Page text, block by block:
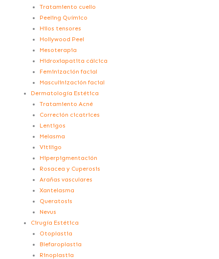
Tratamiento cuello
Peeling Químico
Hilos tensores
Hollywood Peel
Mesoterapia
Hidroxiapatita cálcica
Feminización facial
Masculinización facial
Dermatología Estética
Tratamiento Acné
Correción cicatrices
Lentigos
Melasma
Vitiligo
Hiperpigmentación
Rosacea y Cuperosis
Arañas vasculares
Xantelasma
Queratosis
Nevus
Cirugía Estética
Otoplastia
Blefaroplastia
Rinoplastia